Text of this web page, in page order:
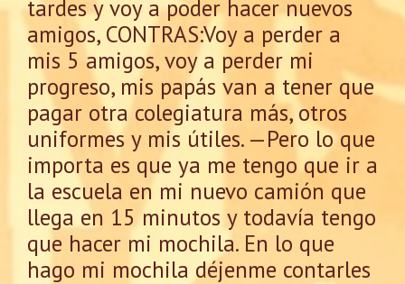
tardes y voy a poder hacer nuevos
amigos, CONTRAS:Voy a perder a
mis 5 amigos, voy a perder mi
progreso, mis papás van a tener que
pagar otra colegiatura más, otros
uniformes y mis útiles. —Pero lo que
importa es que ya me tengo que ir a
la escuela en mi nuevo camión que
llega en 15 minutos y todavía tengo
que hacer mi mochila. En lo que
hago mi mochila déjenme contarles